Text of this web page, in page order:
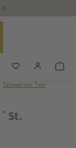
€
anzeigen
Du hast 0
Schwarzer Tee
`St.